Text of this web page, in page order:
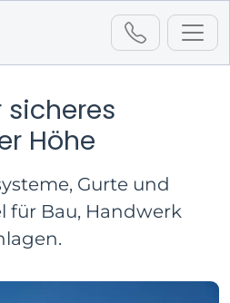
sicheres
Höhe
Gurte und
Bau, Handwerk